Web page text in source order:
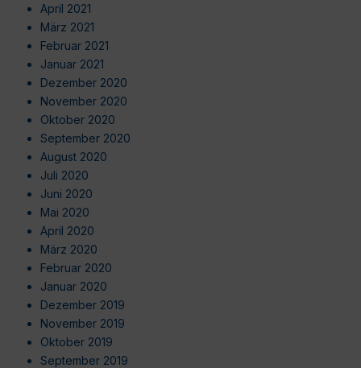
April 2021
März 2021
Februar 2021
Januar 2021
Dezember 2020
November 2020
Oktober 2020
September 2020
August 2020
Juli 2020
Juni 2020
Mai 2020
April 2020
März 2020
Februar 2020
Januar 2020
Dezember 2019
November 2019
Oktober 2019
September 2019